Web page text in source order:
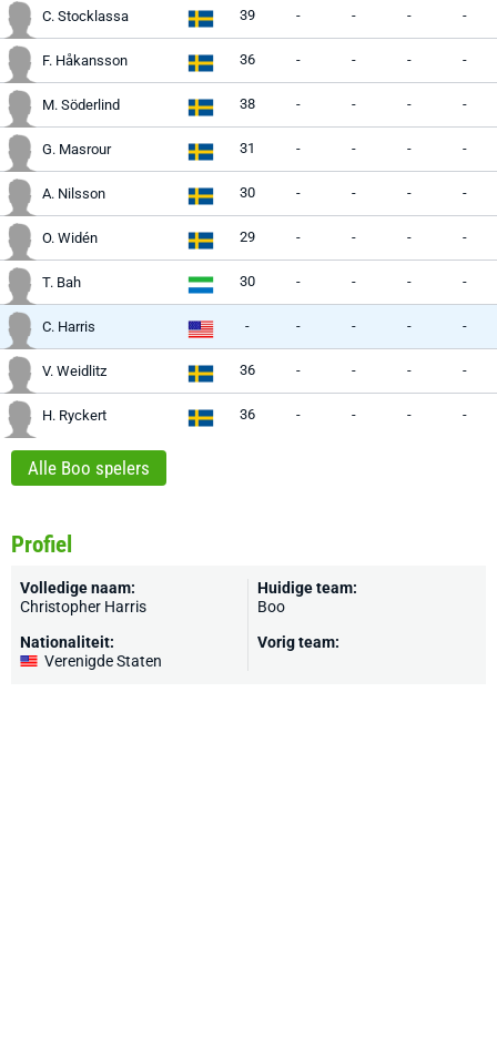
C. Stocklassa 39 - - - -
F. Håkansson 36 - - - -
M. Söderlind 38 - - - -
G. Masrour 31 - - - -
A. Nilsson 30 - - - -
O. Widén 29 - - - -
T. Bah 30 - - - -
C. Harris - - - - -
V. Weidlitz 36 - - - -
H. Ryckert 36 - - - -
Alle Boo spelers
Profiel
Volledige naam:
Christopher Harris
Nationaliteit:
Verenigde Staten
Huidige team:
Boo
Vorig team: